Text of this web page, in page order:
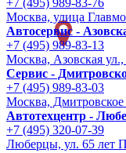
Москва, улица
Автосервис -
+7 (495) 989-83-13
Москва, Азовская
Сервис -
+7 (495) 989-83-03
Москва, Дмитровское
Автотехцентр -
+7 (495) 320-07-39
Люберцы, ул. 65 лет